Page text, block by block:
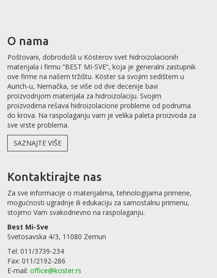
O nama
Poštovani, dobrodošli u Kösterov svet hidroizolacionih
materijala i firmu “BEST MI-SVE“, koja je generalni zastupnik
ove firme na našem tržištu. Köster sa svojim sedištem u
Aurich-u, Nemačka, se više od dve decenije bavi
proizvodnjom materijala za hidroizolaciju. Svojim
proizvodima rešava hidroizolacione probleme od podruma
do krova. Na raspolaganju vam je velika paleta proizvoda za
sve vrste problema.
SAZNAJTE VIŠE
Kontaktirajte nas
Za sve informacije o materijalima, tehnologijama primene,
mogućnosti ugradnje ili edukaciju za samostalnu primenu,
stojimo Vam svakodnevno na raspolaganju.
Best Mi-Sve
Svetosavska 4/3, 11080 Zemun
Tel: 011/3739-234
Fax: 011/2192-286
E-mail: office@koster.rs